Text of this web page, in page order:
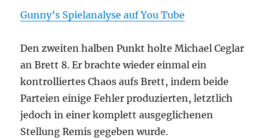
Gunny’s Spielanalyse auf You Tube
Den zweiten halben Punkt holte Michael Ceglar
an Brett 8. Er brachte wieder einmal ein
kontrolliertes Chaos aufs Brett, indem beide
Parteien einige Fehler produzierten, letztlich
jedoch in einer komplett ausgeglichenen
Stellung Remis gegeben wurde.